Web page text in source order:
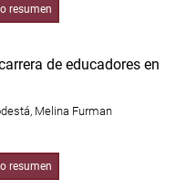
resumen
de educadores en
Melina Furman
resumen